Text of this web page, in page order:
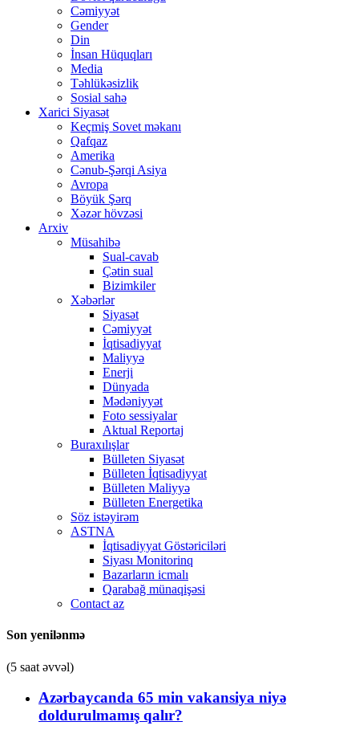
Cəmiyyət
Gender
Din
İnsan Hüquqları
Media
Təhlükəsizlik
Sosial sahə
Xarici Siyasət
Keçmiş Sovet məkanı
Qafqaz
Amerika
Cənub-Şərqi Asiya
Avropa
Böyük Şərq
Xəzər hövzəsi
Arxiv
Müsahibə
Sual-cavab
Çətin sual
Bizimkiler
Xəbərlər
Siyasət
Cəmiyyət
İqtisadiyyat
Maliyyə
Enerji
Dünyada
Mədəniyyət
Foto sessiyalar
Aktual Reportaj
Buraxılışlar
Bülleten Siyasət
Bülleten İqtisadiyyat
Bülleten Maliyyə
Bülleten Energetika
Söz istəyirəm
ASTNA
İqtisadiyyat Göstəriciləri
Siyası Monitorinq
Bazarların icmalı
Qarabağ münaqişəsi
Contact az
Son yenilənmə
(5 saat əvvəl)
Azərbaycanda 65 min vakansiya niyə
doldurulmamış qalır?